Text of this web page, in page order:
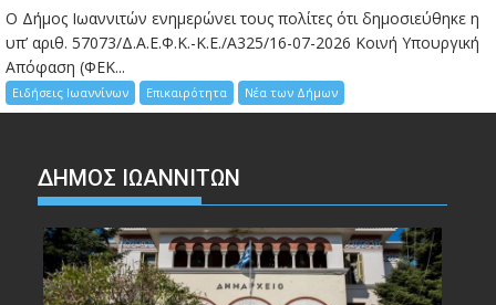
Ο Δήμος Ιωαννιτών ενημερώνει τους πολίτες ότι δημοσιεύθηκε η
υπ’ αριθ. 57073/Δ.Α.Ε.Φ.Κ.-Κ.Ε./Α325/16-07-2026 Κοινή Υπουργική
Απόφαση (ΦΕΚ...
Ειδήσεις Ιωαννίνων Επικαιρότητα Νέα των Δήμων
ΔΗΜΟΣ ΙΩΑΝΝΙΤΩΝ